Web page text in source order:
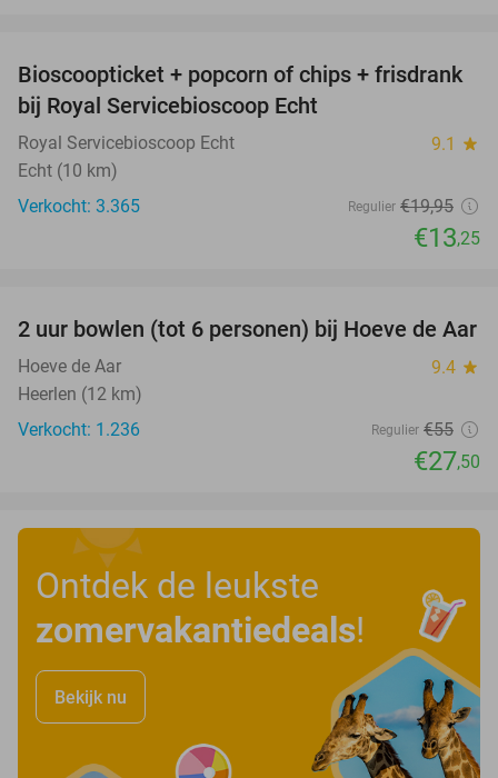
34%
Bioscoopticket + popcorn of chips + frisdrank
bij Royal Servicebioscoop Echt
Royal Servicebioscoop Echt 9.1 star
Echt (10 km)
Verkocht: 3.365
Regulier €19,95
€13,25
50%
2 uur bowlen (tot 6 personen) bij Hoeve de Aar
Hoeve de Aar 9.4 star
Heerlen (12 km)
Verkocht: 1.236
Regulier €55
€27,50
Ontdek de leukste
zomervakantiedeals!
Bekijk nu